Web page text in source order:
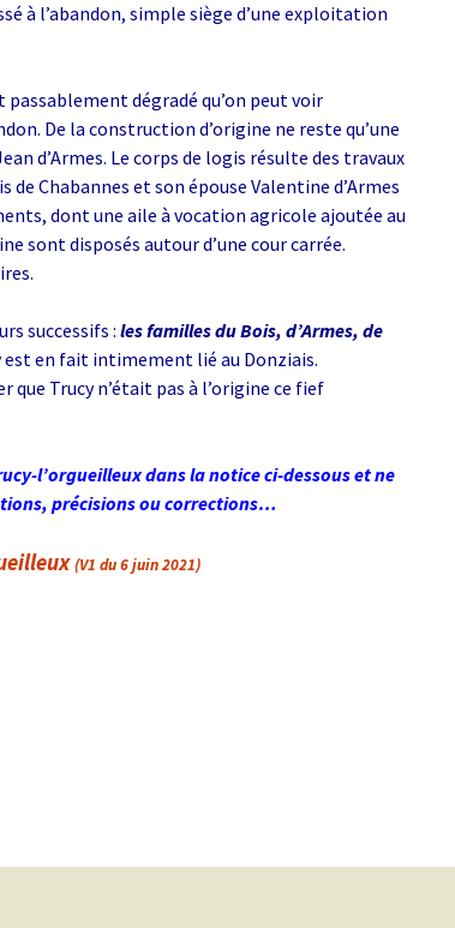
à l’abandon, simple siège d’une exploitation
dégradé qu’on peut voir
De la construction d’origine ne reste qu’une
d’Armes. Le corps de logis résulte des travaux
Chabannes et son épouse Valentine d’Armes
dont une aile à vocation agricole ajoutée au
sont disposés autour d’une cour carrée.
successifs : les familles du Bois, d’Armes, de
est en fait intimement lié au Donziais.
que Trucy n’était pas à l’origine ce fief
l’orgueilleux dans la notice ci-dessous et ne
précisions ou corrections…
(V1 du 6 juin 2021)